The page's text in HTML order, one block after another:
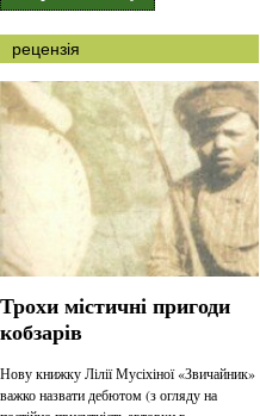
рецензія
Трохи містичні пригоди
кобзарів
Нову книжку Лілії Мусіхіної «Звичайник»
важко назвати дебютом (з огляду на